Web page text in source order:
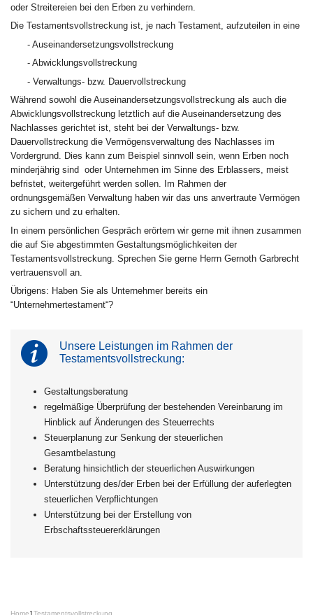
oder Streitereien bei den Erben zu verhindern.
Die Testamentsvollstreckung ist, je nach Testament, aufzuteilen in eine
- Auseinandersetzungsvollstreckung
- Abwicklungsvollstreckung
- Verwaltungs- bzw. Dauervollstreckung
Während sowohl die Auseinandersetzungsvollstreckung als auch die
Abwicklungsvollstreckung letztlich auf die Auseinandersetzung des
Nachlasses gerichtet ist, steht bei der Verwaltungs- bzw.
Dauervollstreckung die Vermögensverwaltung des Nachlasses im
Vordergrund. Dies kann zum Beispiel sinnvoll sein, wenn Erben noch
minderjährig sind oder Unternehmen im Sinne des Erblassers, meist
befristet, weitergeführt werden sollen. Im Rahmen der
ordnungsgemäßen Verwaltung haben wir das uns anvertraute Vermögen
zu sichern und zu erhalten.
In einem persönlichen Gespräch erörtern wir gerne mit ihnen zusammen
die auf Sie abgestimmten Gestaltungsmöglichkeiten der
Testamentsvollstreckung. Sprechen Sie gerne Herrn Gernoth Garbrecht
vertrauensvoll an.
Übrigens: Haben Sie als Unternehmer bereits ein
“Unternehmertestament“?
Unsere Leistungen im Rahmen der
Testamentsvollstreckung:
Gestaltungsberatung
regelmäßige Überprüfung der bestehenden Vereinbarung im
Hinblick auf Änderungen des Steuerrechts
Steuerplanung zur Senkung der steuerlichen
Gesamtbelastung
Beratung hinsichtlich der steuerlichen Auswirkungen
Unterstützung des/der Erben bei der Erfüllung der auferlegten
steuerlichen Verpflichtungen
Unterstützung bei der Erstellung von
Erbschaftssteuererklärungen